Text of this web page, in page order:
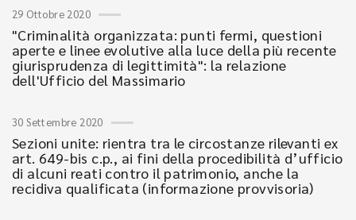
29 Ottobre 2020
"Criminalità organizzata: punti fermi, questioni
aperte e linee evolutive alla luce della più recente
giurisprudenza di legittimità": la relazione
dell'Ufficio del Massimario
30 Settembre 2020
Sezioni unite: rientra tra le circostanze rilevanti ex
art. 649-bis c.p., ai fini della procedibilità d’ufficio
di alcuni reati contro il patrimonio, anche la
recidiva qualificata (informazione provvisoria)